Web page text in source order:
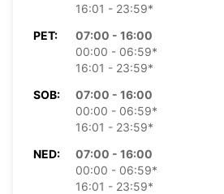
16:01 - 23:59*
PET:
07:00 - 16:00
00:00 - 06:59*
16:01 - 23:59*
SOB:
07:00 - 16:00
00:00 - 06:59*
16:01 - 23:59*
NED:
07:00 - 16:00
00:00 - 06:59*
16:01 - 23:59*